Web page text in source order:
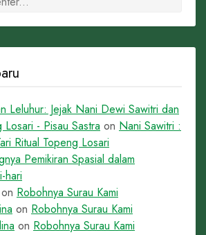
Leluhur: Jejak Nani Dewi Sawitri dan
Losari - Pisau Sastra on Nani Sawitri :
Ritual Topeng Losari
Pemikiran Spasial dalam
hari
on Robohnya Surau Kami
on Robohnya Surau Kami
on Robohnya Surau Kami